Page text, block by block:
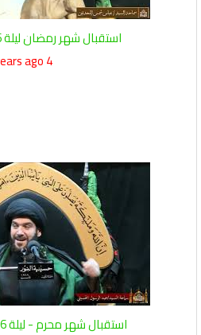
استقبال شهر رمضان ليلة 26 شعبان 1442
4 years ago
استقبال شهر محرم - ليلة 26ذي الحجة 1442